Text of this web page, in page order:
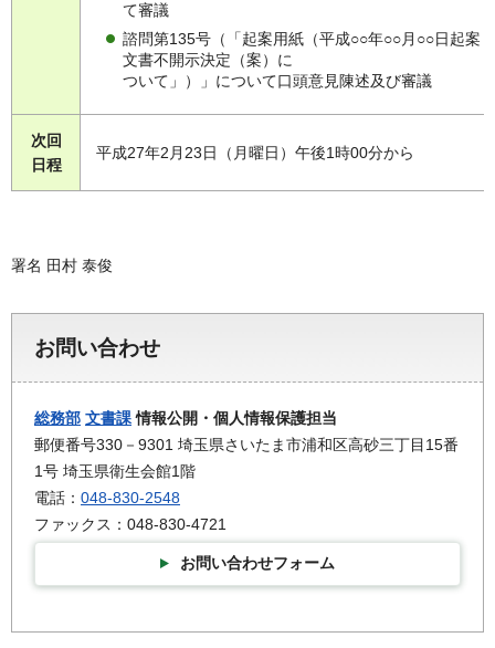
て審議
諮問第135号（「起案用紙（平成○○年○○月○○日起案
文書不開示決定（案）に
ついて」）」について口頭意見陳述及び審議
次回
日程
平成27年2月23日（月曜日）午後1時00分から
署名 田村 泰俊
お問い合わせ
総務部 文書課情報公開・個人情報保護担当
郵便番号330－9301 埼玉県さいたま市浦和区高砂三丁目15番
1号 埼玉県衛生会館1階
電話： 048-830-2548
ファックス：048-830-4721
お問い合わせフォーム